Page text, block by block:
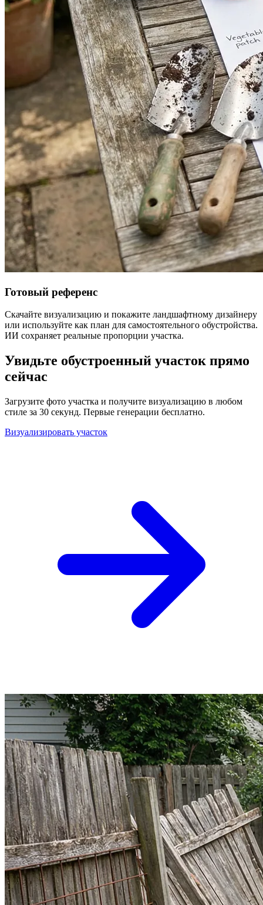
Готовый референс
Скачайте визуализацию и покажите ландшафтному дизайнеру
или используйте как план для самостоятельного обустройства.
ИИ сохраняет реальные пропорции участка.
Увидьте обустроенный участок прямо
сейчас
Загрузите фото участка и получите визуализацию в любом
стиле за 30 секунд. Первые генерации бесплатно.
Визуализировать участок